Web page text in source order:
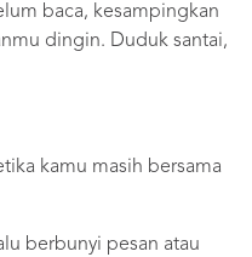
baca, kesampingkan
dingin. Duduk santai,
kamu masih bersama
berbunyi pesan atau